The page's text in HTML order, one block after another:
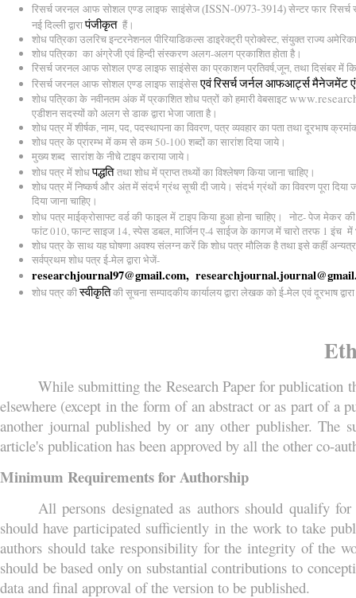
रिसर्चजरनल आफसोशलएण्डलाइफ साइंसेज (ISSN-0973-3914) सेन्टरफार रिसर्च
नईदिल्लीद्वारापंजीकृत हैं।
शोधपत्रिकाउलरिचइन्टरनेशनलपीरियाडिकल्सडाइरेक्ट्रीप्रोक्वेस्ट,संयुक्तराज्यअमेरिका
शोधपत्रिका काअंग्रेजीएवंहिन्दीसंस्करणअलग-अलगप्रकाशितहोताहै।
रिसर्चजरनलआफसोशलएण्डलाइफसाइंसेसकाप्रकाशनप्रतिवर्ष,जून,तथादिसंबरमें
रिसर्चजरनलआफसोशलएण्डलाइफसाइंसेसएवंरिसर्चजर्नलआफआर्ट्समैनेजमेंट
शोधपत्रिकाके नवीनतमअंकमेंप्रकाशितशोधपत्रों कोहमारीवेबसाइट
एडीशनसदस्योंकोअलगसेडाकद्वाराभेजाजाताहै।
शोधपत्रमेंशीर्षक,नाम,पद,पदस्थापनाकाविवरण,पत्रव्यवहारकापतातथादूरभाष
शोधपत्रकेप्रारम्भमेंकमसेकम50-100 शब्दोंकासारांशदियाजाये।
मुख्यशब्द सारांशकेनीचेटाइपकरायाजाये।
शोधपत्रमेंशोधपद्धतितथाशोधमेंप्राप्ततथ्योंकाविश्लेषणकियाजानाचाहिए।
शोधपत्रमेंनिष्कर्षऔर अंतमेंसंदर्भग्रंथसूचीदीजाये। संदर्भग्रंथों काविवरणपूरादिया
दियाजानाचाहिए।
शोध पत्रमाईक्रोसाफ्ट वर्डकी फाइलमें टाइपकिया हुआहोना चाहिए। नोट-पेजमेकर की
फांट010,फान्टसाइज14,स्पेसडबल,मार्जिनए-4 साईजकेकागजमेंचारोतरफ 1 इंच में
शोधपत्रकेसाथयहघोषणाअवश्यसंलग्नकरेंकिशोधपत्रमौलिकहैतथाइसेकहींअन्यत्र
सर्वप्रथमशोधपत्रई-मेलद्वाराभेजें-
researchjournal97@gmail.com,
शोधपत्रकीस्वीकृतिकीसूचनासम्पादकीयकार्यालयद्वारालेखककोई-मेलएवंदूरभाषद्वारा
While submitting the Research Paper for publication
elsewhere (except in the form of an abstract or as part of a
another journal published by or any other publisher. The
article's publication has been approved by all the other co-
Minimum Requirements for Authorship
All persons designated as authors should qualify
should have participated sufficiently in the work to take
authors should take responsibility for the integrity of the
should be based only on substantial contributions to
data and final approval of the version to be published.